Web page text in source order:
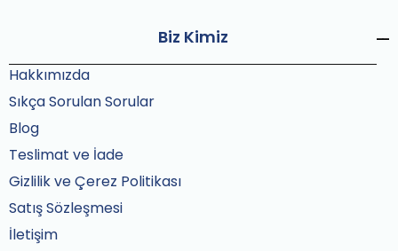
Biz Kimiz
Hakkımızda
Sıkça Sorulan Sorular
Blog
Teslimat ve İade
Gizlilik ve Çerez Politikası
Satış Sözleşmesi
İletişim